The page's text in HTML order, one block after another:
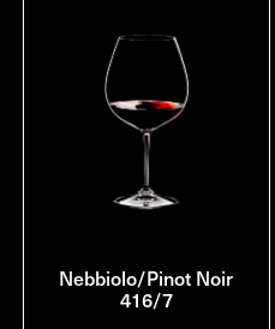
Nebbiolo/Pinot Noir
416/7